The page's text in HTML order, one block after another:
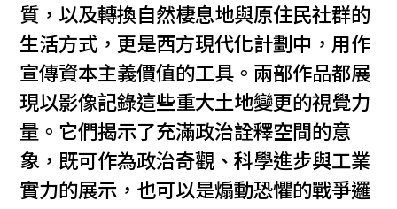
質，以及轉換自然棲息地與原住民社群的
生活方式，更是西方現代化計劃中，用作
宣傳資本主義價值的工具。兩部作品都展
現以影像記錄這些重大土地變更的視覺力
量。它們揭示了充滿政治詮釋空間的意
象，既可作為政治奇觀、科學進步與工業
實力的展示，也可以是煽動恐懼的戰爭邏